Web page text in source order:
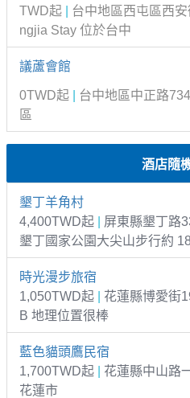
TWD起
台中地區西屯區西
ngjia Stay 位於台中
議蘆會館
0TWD起
台中地區中正路
區
酒店隨
墾丁羊角村
4,400TWD起
屏東縣墾丁路
墾丁國家公園大尖山步行約
時光漫步旅宿
1,050TWD起
花蓮縣博愛街
B 地理位置很棒
藍色貓頭鷹民宿
1,700TWD起
花蓮縣中山路
花蓮市